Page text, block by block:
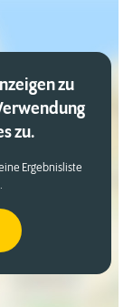
zu
zu.
Ergebnisliste